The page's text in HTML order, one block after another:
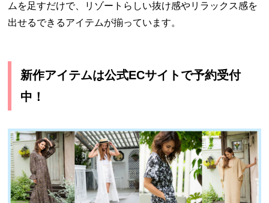
ムを足すだけで、リゾートらしい抜け感やリラックス感を
出せるできるアイテムが揃っています。
新作アイテムは公式ECサイトで予約受付
中！